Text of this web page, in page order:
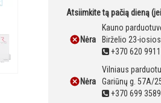
Atsiimkite tą pačią dieną
Nėra
Kauno
Birželio 23-
+370 620
Nėra
Vilniaus
Gariūnų g. 57A/
+370 699